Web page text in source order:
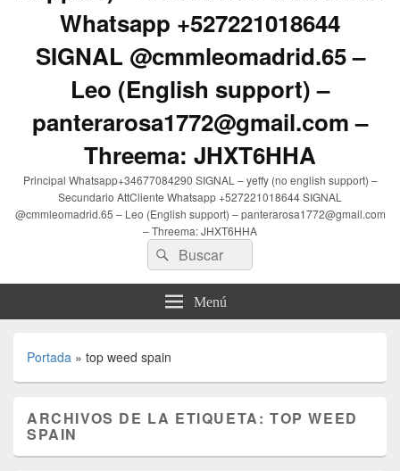
Whatsapp +527221018644
SIGNAL @cmmleomadrid.65 –
Leo (English support) –
panterarosa1772@gmail.com –
Threema: JHXT6HHA
Principal Whatsapp+34677084290 SIGNAL – yeffy (no english support) –
Secundario AttCliente Whatsapp +527221018644 SIGNAL
@cmmleomadrid.65 – Leo (English support) – panterarosa1772@gmail.com
– Threema: JHXT6HHA
Buscar
por:
Buscar
Menú
Portada » top weed spain
ARCHIVOS DE LA ETIQUETA:TOP WEED
SPAIN